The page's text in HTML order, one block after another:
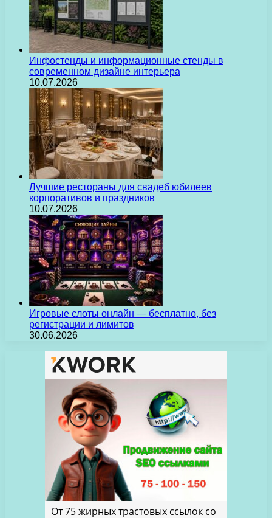
Инфостенды и информационные стенды в
современном дизайне интерьера
10.07.2026
Лучшие рестораны для свадеб юбилеев
корпоративов и праздников
10.07.2026
Игровые слоты онлайн — бесплатно, без
регистрации и лимитов
30.06.2026